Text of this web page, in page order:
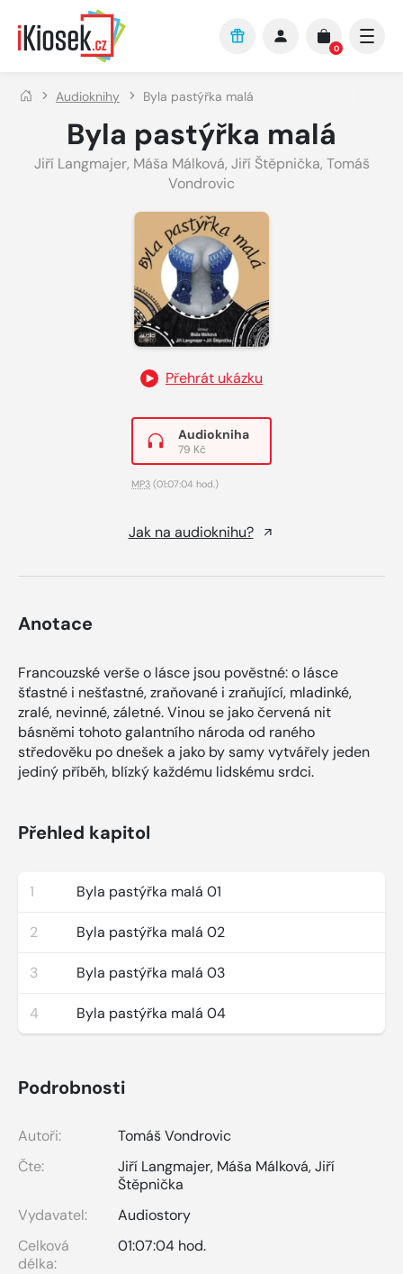
Přejít na hlavní obsah
0
Audioknihy Byla pastýřka malá
Byla pastýřka malá
Jiří Langmajer, Máša Málková, Jiří Štěpnička, Tomáš
Vondrovic
Přehrát ukázku
Audiokniha
79 Kč
MP3 (01:07:04 hod.)
Jak na audioknihu?
Anotace
Francouzské verše o lásce jsou pověstné: o lásce
šťastné i nešťastné, zraňované i zraňující, mladinké,
zralé, nevinné, záletné. Vinou se jako červená nit
básněmi tohoto galantního národa od raného
středověku po dnešek a jako by samy vytvářely jeden
jediný příběh, blízký každému lidskému srdci.
Přehled kapitol
1 Byla pastýřka malá 01
2 Byla pastýřka malá 02
3 Byla pastýřka malá 03
4 Byla pastýřka malá 04
Podrobnosti
Autoři:
Tomáš Vondrovic
Čte:
Jiří Langmajer, Máša Málková,Jiří
Štěpnička
Vydavatel:
Audiostory
Celková
délka:
01:07:04 hod.